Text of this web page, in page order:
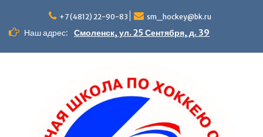
+7 (4812) 22-90-83 sm_hockey@bk.ru
Наш адрес: Смоленск, ул. 25 Сентября, д. 39